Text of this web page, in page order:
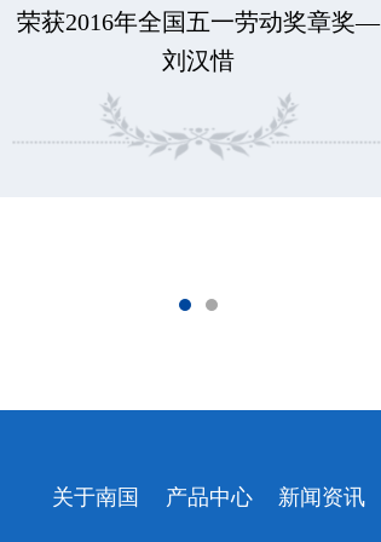
荣获2016年全国五一劳动奖章奖—
刘汉惜
关于南国 产品中心 新闻资讯